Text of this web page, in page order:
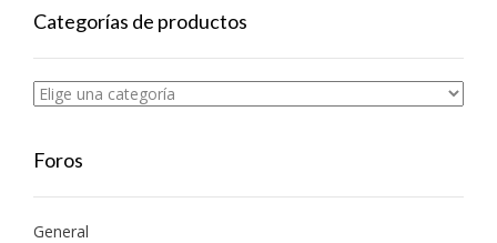
Categorías de productos
Foros
General